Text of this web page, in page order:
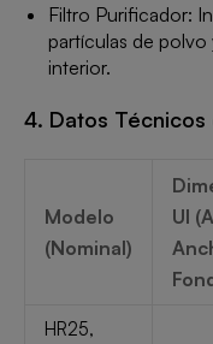
Filtro Purificador:
partículas de polvo
interior.
4. Datos
Modelo
(Nominal)
UI
HR25,